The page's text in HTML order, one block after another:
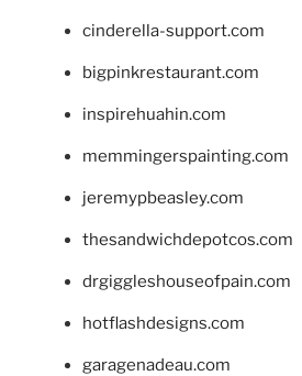
cinderella-support.com
bigpinkrestaurant.com
inspirehuahin.com
memmingerspainting.com
jeremypbeasley.com
thesandwichdepotcos.com
drgiggleshouseofpain.com
hotflashdesigns.com
garagenadeau.com